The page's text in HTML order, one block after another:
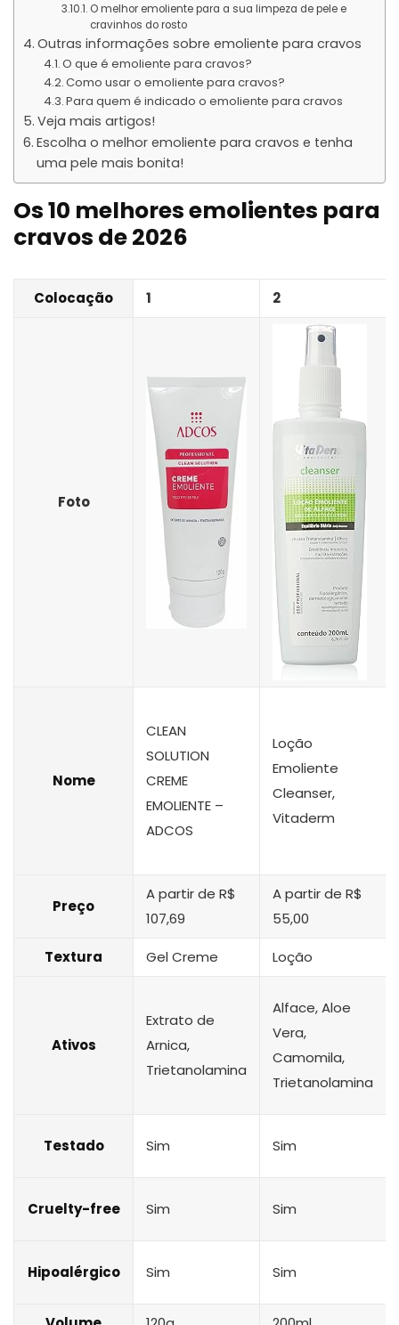
O melhor emoliente para a sua limpeza de pele e
cravinhos do rosto
Outras informações sobre emoliente para cravos
O que é emoliente para cravos?
Como usar o emoliente para cravos?
Para quem é indicado o emoliente para cravos
Veja mais artigos!
Escolha o melhor emoliente para cravos e tenha
uma pele mais bonita!
Os 10 melhores emolientes para
cravos de 2026
Colocação 1 2
Foto
Nome
CLEAN
SOLUTION
CREME
EMOLIENTE –
ADCOS
Loção
Emoliente
Cleanser,
Vitaderm
Preço
A partir de R$
107,69
A partir de R$
55,00
Textura Gel Creme Loção
Ativos
Extrato de
Arnica,
Trietanolamina
Alface, Aloe
Vera,
Camomila,
Trietanolamina
Testado Sim Sim
Cruelty-free Sim Sim
Hipoalérgico Sim Sim